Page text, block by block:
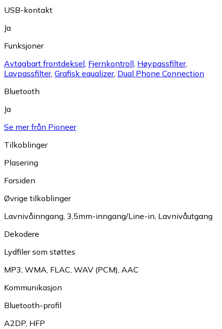
USB-kontakt
Ja
Funksjoner
Avtagbart frontdeksel, Fjernkontroll, Høypassfilter,
Lavpassfilter, Grafisk equalizer, Dual Phone Connection
Bluetooth
Ja
Se mer från Pioneer
Tilkoblinger
Plasering
Forsiden
Øvrige tilkoblinger
Lavnivåinngang, 3,5mm-inngang/Line-in, Lavnivåutgang
Dekodere
Lydfiler som støttes
MP3, WMA, FLAC, WAV (PCM), AAC
Kommunikasjon
Bluetooth-profil
A2DP, HFP